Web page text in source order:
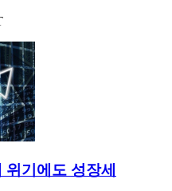
기에도 성장세